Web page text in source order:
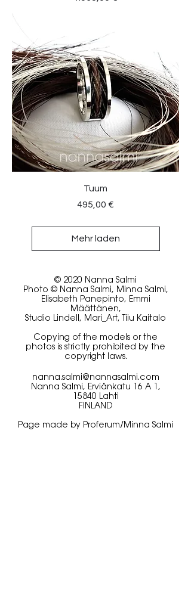
Tuum
Preis
495,00 €
Mehr laden
© 2020 Nanna Salmi
Photo © Nanna Salmi, Minna Salmi,
Elisabeth Panepinto, Emmi
Määttänen,
Studio Lindell, Mari_Art, Tiiu Kaitalo
Copying of the models or the
photos is strictly prohibited by the
copyright laws.
nanna.salmi@nannasalmi.com
Nanna Salmi, Erviänkatu 16 A 1,
15840 Lahti
FINLAND
Page made by Proferum/Minna Salmi